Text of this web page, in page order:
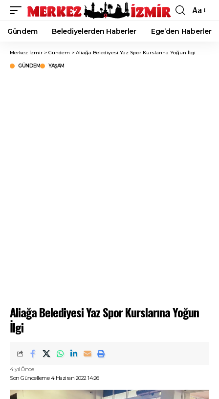
Font
Resizer
Aa
Gündem Belediyelerden Haberler Ege’den Haberler
Merkez İzmir > Gündem > Aliağa Belediyesi Yaz Spor Kurslarına Yoğun İlgi
GÜNDEM YAŞAM
Aliağa Belediyesi Yaz Spor Kurslarına Yoğun
İlgi
Son Güncelleme 4 Haziran 2022 14:26
4 yıl Önce